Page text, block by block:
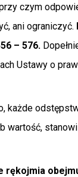
czym
ani ograniczyć.
– 576.
Ustawy o
każde
wartość,
rękojmia